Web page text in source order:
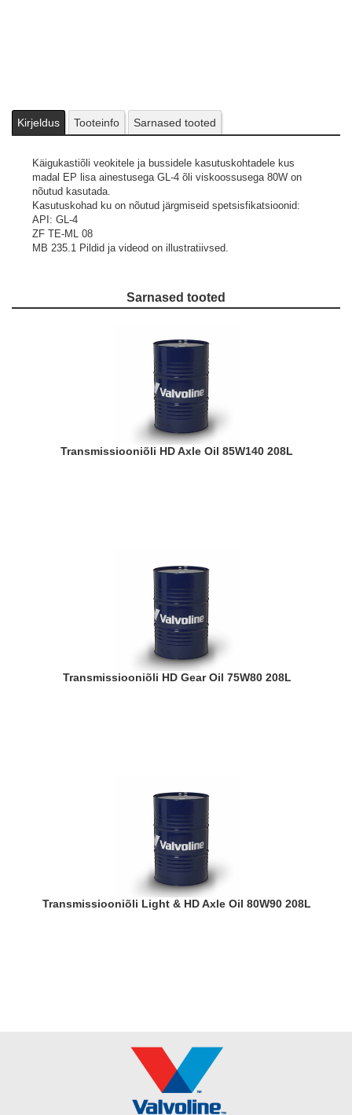
Kirjeldus Tooteinfo Sarnased tooted
Käigukastiõli veokitele ja bussidele kasutuskohtadele kus
madal EP lisa ainestusega GL-4 õli viskoossusega 80W on
nõutud kasutada.
Kasutuskohad ku on nõutud järgmiseid spetsisfikatsioonid:
API: GL-4
ZF TE-ML 08
MB 235.1 Pildid ja videod on illustratiivsed.
Sarnased tooted
Transmissiooniõli HD Axle Oil 85W140 208L
Transmissiooniõli HD Gear Oil 75W80 208L
Transmissiooniõli Light & HD Axle Oil 80W90 208L